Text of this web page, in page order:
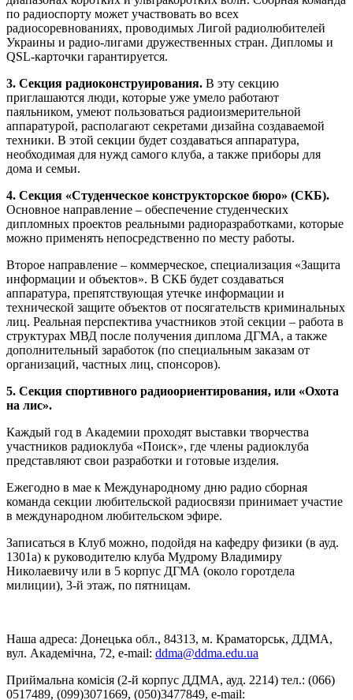
по радиоспорту может участвовать во всех
радиосоревнованиях, проводимых Лигой радиолюбителей
Украины и радио-лигами дружественных стран. Дипломы и
QSL-карточки гарантируется.
3. Секция радиоконструирования. В эту секцию
приглашаются люди, которые уже умело работают
паяльником, умеют пользоваться радиоизмерительной
аппаратурой, располагают секретами дизайна создаваемой
техники. В этой секции будет создаваться аппаратура,
необходимая для нужд самого клуба, а также приборы для
дома и семьи.
4. Секция «Студенческое конструкторское бюро» (СКБ).
Основное направление – обеспечение студенческих
дипломных проектов реальными радиоразработками, которые
можно применять непосредственно по месту работы.
Второе направление – коммерческое, специализация «Защита
информации и объектов». В СКБ будет создаваться
аппаратура, препятствующая утечке информации и
технической защите объектов от посягательств криминальных
лиц. Реальная перспектива участников этой секции – работа в
структурах МВД после получения диплома ДГМА, а также
дополнительный заработок (по специальным заказам от
организаций, частных лиц, спонсоров).
5. Секция спортивного радиоориентирования, или «Охота
на лис».
Каждый год в Академии проходят выставки творчества
участников радиоклуба «Поиск», где члены радиоклуба
представляют свои разработки и готовые изделия.
Ежегодно в мае к Международному дню радио сборная
команда секции любительской радиосвязи принимает участие
в международном любительском эфире.
Записаться в Клуб можно, подойдя на кафедру физики (в ауд.
1301а) к руководителю клуба Мудрому Владимиру
Николаевичу или в 5 корпус ДГМА (около горотдела
милиции), 3-й этаж, по пятницам.
Наша адреса: Донецька обл., 84313, м. Краматорськ, ДДМА,
вул. Академічна, 72, е-mail: ddma@ddma.edu.ua
Приймальна комісія (2-й корпус ДДМА, ауд. 2214) тел.: (066)
0517489, (099)3071669, (050)3477849, e-mail: